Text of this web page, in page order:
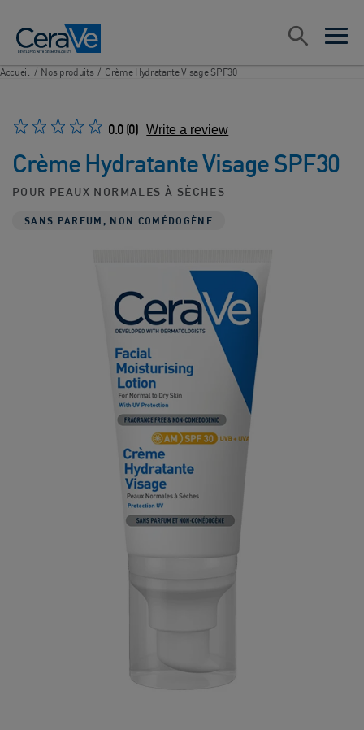
open
open
Rechercher
Accueil / Nos produits / Crème Hydratante Visage SPF30
0.0 (0) Write a review
Crème Hydratante Visage SPF30
POUR PEAUX NORMALES À SÈCHES
SANS PARFUM, NON COMÉDOGÈNE